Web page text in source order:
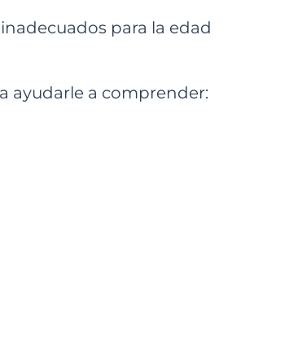
para la edad
ayudarle a comprender: